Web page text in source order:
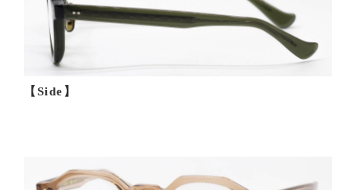
【Side】